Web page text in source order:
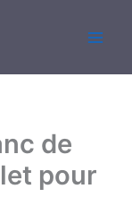
de
pour